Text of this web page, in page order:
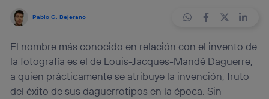
Pablo G. Bejerano
El nombre más conocido en relación con el invento de
la fotografía es el de Louis-Jacques-Mandé Daguerre,
a quien prácticamente se atribuye la invención, fruto
del éxito de sus daguerrotipos en la época. Sin